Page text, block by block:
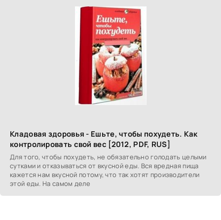
Кладовая здоровья - Ешьте, чтобы похудеть. Как
контролировать свой вес [2012, PDF, RUS]
Для того, чтобы похудеть, не обязательно голодать целыми
сутками и отказываться от вкусной еды. Вся вредная пища
кажется нам вкусной потому, что так хотят производители
этой еды. На самом деле